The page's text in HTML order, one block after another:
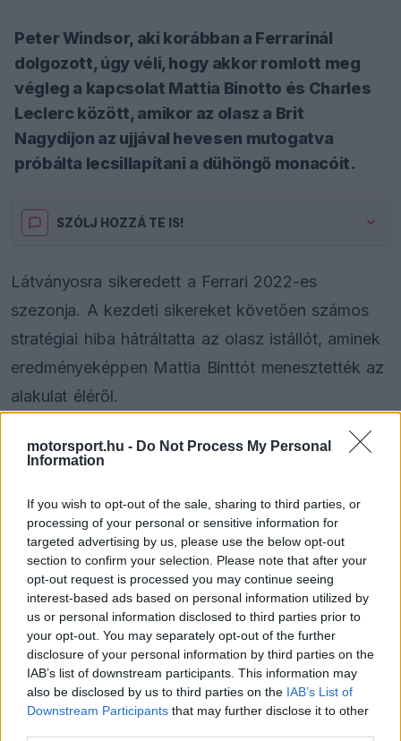
motorsport.hu - Do Not Process My Personal
Information
If you wish to opt-out of the sale, sharing to third parties, or
processing of your personal or sensitive information for
targeted advertising by us, please use the below opt-out
section to confirm your selection. Please note that after your
opt-out request is processed you may continue seeing
interest-based ads based on personal information utilized by
us or personal information disclosed to third parties prior to
your opt-out. You may separately opt-out of the further
disclosure of your personal information by third parties on the
IAB’s list of downstream participants. This information may
also be disclosed by us to third parties on the IAB’s List of
Downstream Participants that may further disclose it to other
Peter Windsor, aki korábban a Ferrarinál
dolgozott, úgy véli, hogy akkor romlott meg
végleg a kapcsolat Mattia Binotto és Charles
Leclerc között, amikor az olasz a Brit
Nagydíjon az ujjával hevesen mutogatva
próbálta lecsillapítani a dühöngő monacóit.
SZÓLJ HOZZÁ TE IS!
Látványosra sikeredett a Ferrari 2022-es
szezonja. A kezdeti sikereket követően számos
stratégiai hiba hátráltatta az olasz istállót, aminek
eredményeképpen Mattia Binttót menesztették az
alakulat éléről.
Sok találgatás folyik arról, hogy jó döntés volt-e
megkérdőjelezhető döntései mellett azért mégis
csak visszavezette a Ferrarit a konstruktőri
bajnoksági 2. helyéig.
Video
Player
is
loading.
This
is
a
The media could not be loaded, either because
the server or network failed or because the format
is not supported.